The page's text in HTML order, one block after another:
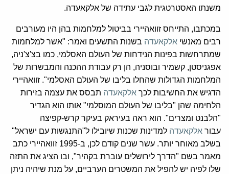
משנתו האסטרטגית לגבי עתידה של אלקאעדה.
במכתבו, התייחס זוואהיירי בביטול למלחמות בהן היו מעורבים
רבים מאנשי אלקאעדה בשנות התשעים ואמר: "אשר למלחמות
שמתרחשות בפינות הנידחות של העולם האסלמי, כמו בצ'צ'ניה,
אפגניסטן, קשמיר ובוסניה, הן רק עבודת ההכנה והמבשרות של
המלחמות הגדולות שהחלו בליבו של העולם האסלמי". זוואהיירי
הדגיש את החשיבות לכך אלקאעדה תבסס את עצמה בזירות
הלחימה שהן "בליבו של העולם המוסלמי" אותו הוא הגדיר
"הלבנט ומצרים". הוא ראה בעיראק בעיקר קרש-קפיצה
עבור אלקאעדה למדינות שכנות שיובילו ל"התנגשות עם ישראל"
בשלב מאוחר יותר. עשר שנים קודם לכן, ב-1995 זוואהיירי כתב
מאמר בשם "הדרך לירושלים עוברת בקהיר", ובו הציג את התזה
שלו לפיה יש להפיל את המשטרים הערביים, על מנת שיהיה ניתן